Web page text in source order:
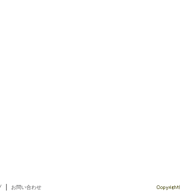
| お問い合わせ